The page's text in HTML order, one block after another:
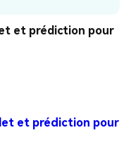
et prédiction pour
et prédiction pour